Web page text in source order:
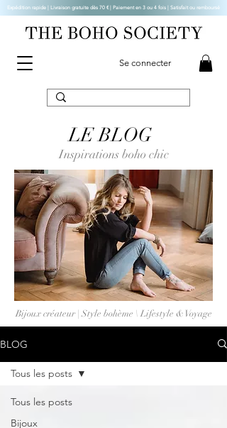
Se connecter
Expédition rapide | Livraison gratuite dès 70 € | Paiement en 3 ou 4 fois | Satisfait ou remboursé
LE BLOG
Inspirations boho chic
Bijoux créateur | Style bohème \ Lifestyle & Voyage
BLOG
Tous les posts
Bijoux
Tous les posts